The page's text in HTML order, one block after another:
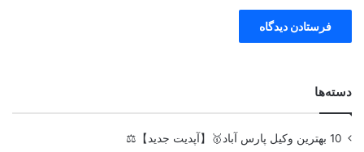
دسته‌ها
10 بهترین وکیل پارس آباد🥇【آپدیت جدید】⚖️